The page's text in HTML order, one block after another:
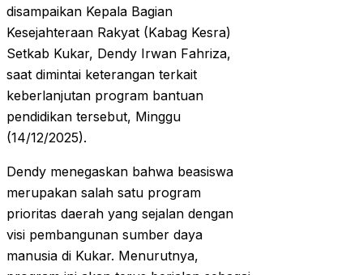
disampaikan Kepala Bagian
Kesejahteraan Rakyat (Kabag Kesra)
Setkab Kukar, Dendy Irwan Fahriza,
saat dimintai keterangan terkait
keberlanjutan program bantuan
pendidikan tersebut, Minggu
(14/12/2025).
Dendy menegaskan bahwa beasiswa
merupakan salah satu program
prioritas daerah yang sejalan dengan
visi pembangunan sumber daya
manusia di Kukar. Menurutnya,